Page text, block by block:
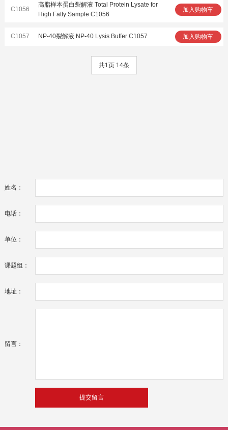
C1056
高脂样本蛋白裂解液 Total Protein Lysate for
High Fatty Sample C1056
加入购物车
C1057 NP-40裂解液 NP-40 Lysis Buffer C1057 加入购物车
共1页 14条
姓名：
电话：
单位：
课题组：
地址：
留言：